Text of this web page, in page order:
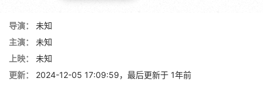
导演：
未知
主演：
未知
上映：
未知
更新：
2024-12-05 17:09:59，最后更新于 1年前